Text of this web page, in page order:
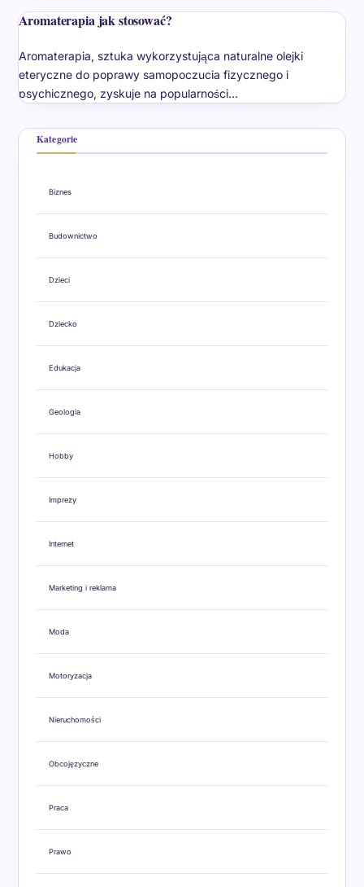
Aromaterapia jak stosować?
Aromaterapia, sztuka wykorzystująca naturalne olejki
eteryczne do poprawy samopoczucia fizycznego i
psychicznego, zyskuje na popularności…
Kategorie
Biznes
Budownictwo
Dzieci
Dziecko
Edukacja
Geologia
Hobby
Imprezy
Internet
Marketing i reklama
Moda
Motoryzacja
Nieruchomości
Obcojęzyczne
Praca
Prawo